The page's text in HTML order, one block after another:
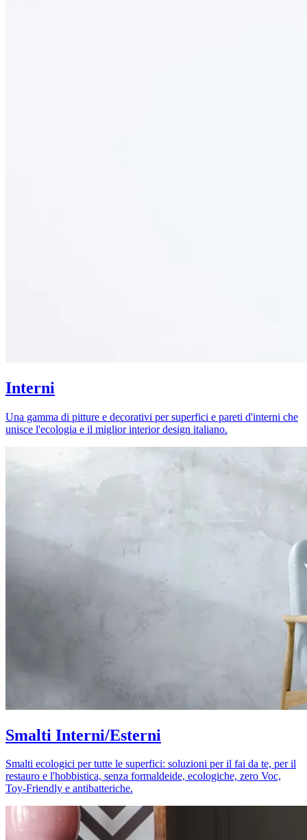
Interni
Una gamma di pitture e decorativi per superfici e pareti d'interni che
unisce l'ecologia e il miglior interior design italiano.
Smalti Interni/Esterni
Smalti ecologici per tutte le superfici: soluzioni per il fai da te, per il
restauro e l'hobbistica, senza formaldeide, ecologiche, zero Voc,
Toy-Friendly e antibatteriche.